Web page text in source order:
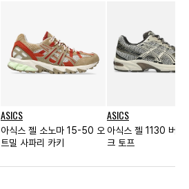
ASICS
아식스 젤 소노마 15-50 오
트밀 사파리 카키
ASICS
아식스 젤 1130 버치
크 토프